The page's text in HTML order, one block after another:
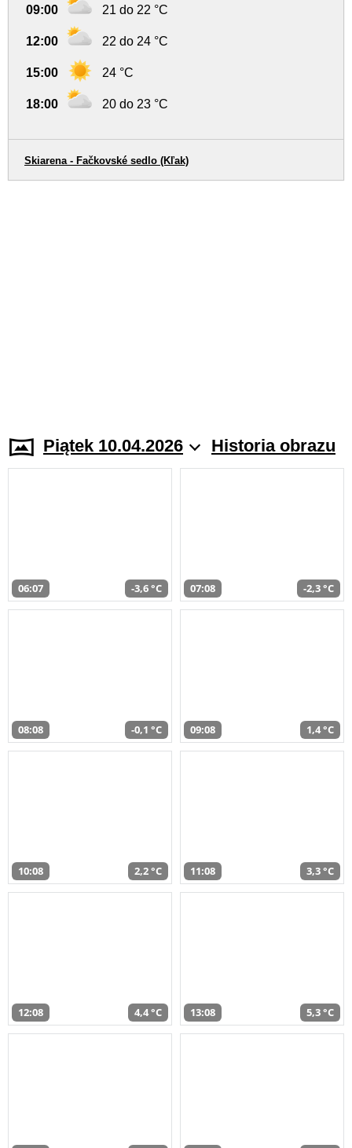
09:00 21 do 22 °C
12:00 22 do 24 °C
15:00 24 °C
18:00 20 do 23 °C
Skiarena - Fačkovské sedlo (Kľak)
Piątek 10.04.2026 Historia obrazu
06:07 -3,6 °C 07:08 -2,3 °C
08:08 -0,1 °C 09:08 1,4 °C
10:08 2,2 °C 11:08 3,3 °C
12:08 4,4 °C 13:08 5,3 °C